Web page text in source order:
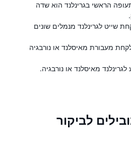
הראשי בגרינלנד הוא שדה
שייט לגרינלנד מנמלים שונים
מעבורת מאיסלנד או נורבגיה
לגרינלנד מאיסלנד או נורבגיה.
לביקור